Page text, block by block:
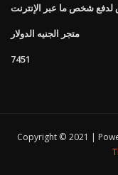
شخص ما عبر الإنترنت
متجر الجنيه الدولار
7451
Copyright © 2021 |